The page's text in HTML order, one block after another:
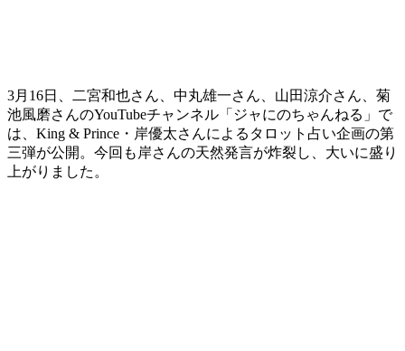
3月16日、二宮和也さん、中丸雄一さん、山田涼介さん、菊
池風磨さんのYouTubeチャンネル「ジャにのちゃんねる」で
は、King & Prince・岸優太さんによるタロット占い企画の第
三弾が公開。今回も岸さんの天然発言が炸裂し、大いに盛り
上がりました。